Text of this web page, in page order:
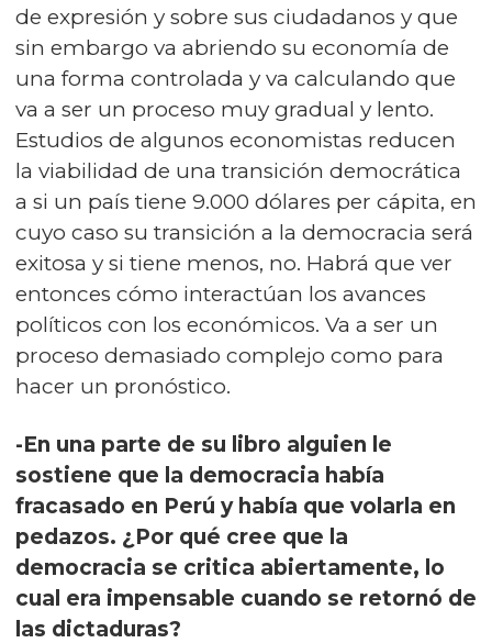
de expresión y sobre sus ciudadanos y que
sin embargo va abriendo su economía de
una forma controlada y va calculando que
va a ser un proceso muy gradual y lento.
Estudios de algunos economistas reducen
la viabilidad de una transición democrática
a si un país tiene 9.000 dólares per cápita, en
cuyo caso su transición a la democracia será
exitosa y si tiene menos, no. Habrá que ver
entonces cómo interactúan los avances
políticos con los económicos. Va a ser un
proceso demasiado complejo como para
hacer un pronóstico.
-En una parte de su libro alguien le
sostiene que la democracia había
fracasado en Perú y había que volarla en
pedazos. ¿Por qué cree que la
democracia se critica abiertamente, lo
cual era impensable cuando se retornó de
las dictaduras?